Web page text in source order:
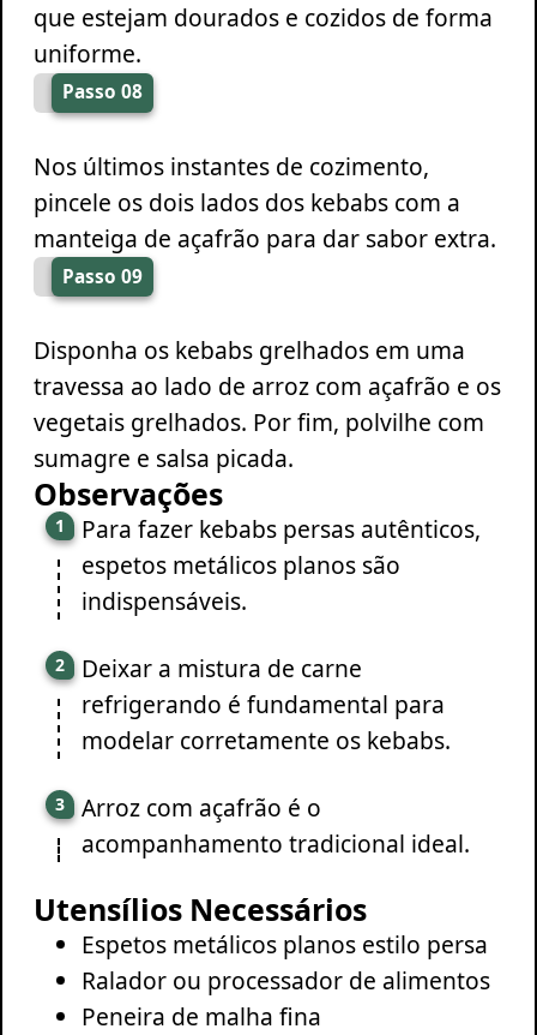
que estejam dourados e cozidos de forma
uniforme.
Passo 08
Nos últimos instantes de cozimento,
pincele os dois lados dos kebabs com a
manteiga de açafrão para dar sabor extra.
Passo 09
Disponha os kebabs grelhados em uma
travessa ao lado de arroz com açafrão e os
vegetais grelhados. Por fim, polvilhe com
sumagre e salsa picada.
Observações
Para fazer kebabs persas autênticos,
espetos metálicos planos são
indispensáveis.
Deixar a mistura de carne
refrigerando é fundamental para
modelar corretamente os kebabs.
Arroz com açafrão é o
acompanhamento tradicional ideal.
Utensílios Necessários
Espetos metálicos planos estilo persa
Ralador ou processador de alimentos
Peneira de malha fina